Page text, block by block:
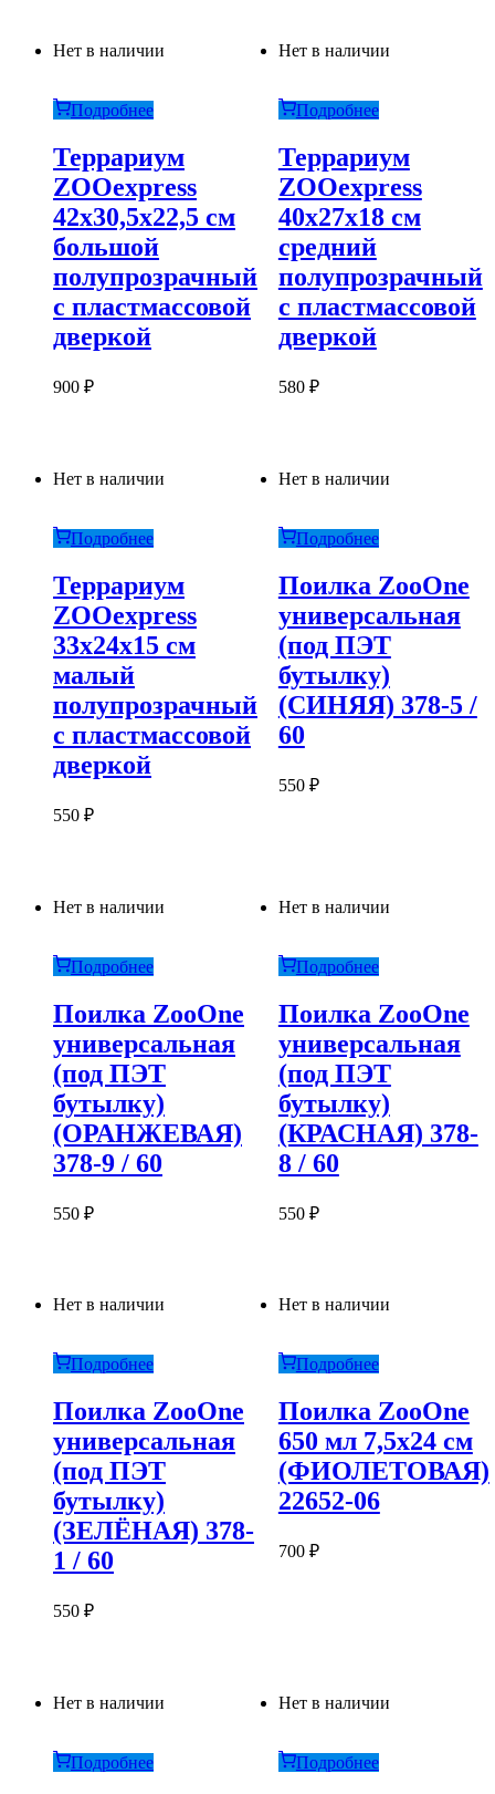
Нет в наличии
Подробнее
Террариум
ZOOexpress
42х30,5х22,5 см
большой
полупрозрачный
с пластмассовой
дверкой
900 ₽
Нет в наличии
Подробнее
Террариум
ZOOexpress
40х27х18 см
средний
полупрозрачный
с пластмассовой
дверкой
580 ₽
Нет в наличии
Подробнее
Террариум
ZOOexpress
33х24х15 см
малый
полупрозрачный
с пластмассовой
дверкой
550 ₽
Нет в наличии
Подробнее
Поилка ZooOne
универсальная
(под ПЭТ
бутылку)
(СИНЯЯ) 378-5 /
60
550 ₽
Нет в наличии
Подробнее
Поилка ZooOne
универсальная
(под ПЭТ
бутылку)
(ОРАНЖЕВАЯ)
378-9 / 60
550 ₽
Нет в наличии
Подробнее
Поилка ZooOne
универсальная
(под ПЭТ
бутылку)
(КРАСНАЯ) 378-
8 / 60
550 ₽
Нет в наличии
Подробнее
Поилка ZooOne
универсальная
(под ПЭТ
бутылку)
(ЗЕЛЁНАЯ) 378-
1 / 60
550 ₽
Нет в наличии
Подробнее
Поилка ZooOne
650 мл 7,5х24 см
(ФИОЛЕТОВАЯ)
22652-06
700 ₽
Нет в наличии
Подробнее
Нет в наличии
Подробнее